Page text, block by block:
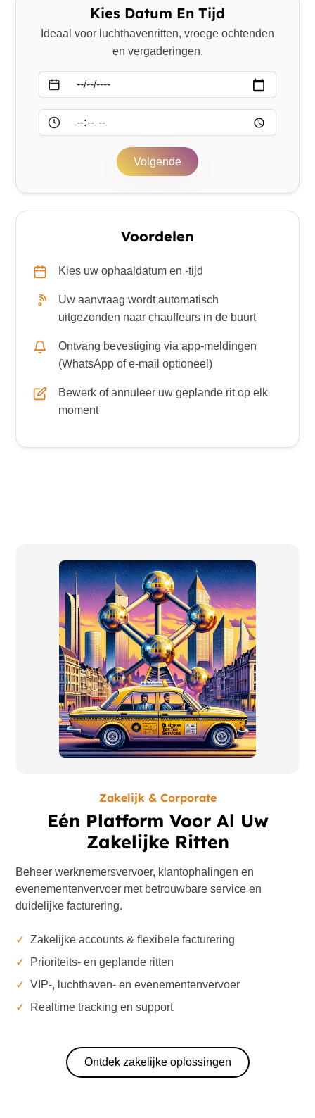
Kies Datum En Tijd
Ideaal voor luchthavenritten, vroege ochtenden
en vergaderingen.
Volgende
Voordelen
Kies uw ophaaldatum en -tijd
Uw aanvraag wordt automatisch
uitgezonden naar chauffeurs in de buurt
Ontvang bevestiging via app-meldingen
(WhatsApp of e-mail optioneel)
Bewerk of annuleer uw geplande rit op elk
moment
Zakelijk & Corporate
Eén Platform Voor Al Uw
Zakelijke Ritten
Beheer werknemersvervoer, klantophalingen en
evenementenvervoer met betrouwbare service en
duidelijke facturering.
✓
Zakelijke accounts & flexibele facturering
✓
Prioriteits- en geplande ritten
✓
VIP-, luchthaven- en evenementenvervoer
✓
Realtime tracking en support
Ontdek zakelijke oplossingen